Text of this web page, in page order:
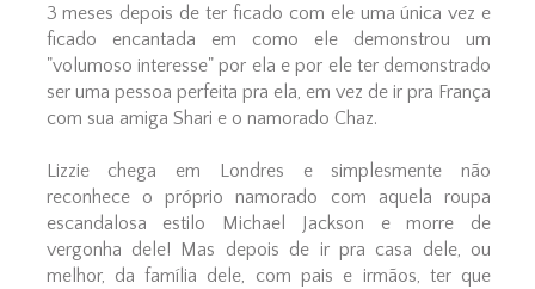
3 meses depois de ter ficado com ele uma única vez e
ficado encantada em como ele demonstrou um
"volumoso interesse" por ela e por ele ter demonstrado
ser uma pessoa perfeita pra ela, em vez de ir pra França
com sua amiga Shari e o namorado Chaz.
Lizzie chega em Londres e simplesmente não
reconhece o próprio namorado com aquela roupa
escandalosa estilo Michael Jackson e morre de
vergonha dele! Mas depois de ir pra casa dele, ou
melhor, da família dele, com pais e irmãos, ter que